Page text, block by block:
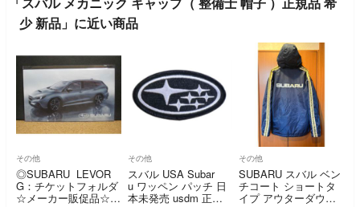
少 新品」に近い商品
その他
◎SUBARU LEVOR
G：チケットフォルダ
☆メーカー販促品☆未
その他
スバル USA Subar
u ワッペン パッチ 日
本未発売 usdm 正規
その他
SUBARU スバル ベン
チコート ショートタ
イプ アウターダウン